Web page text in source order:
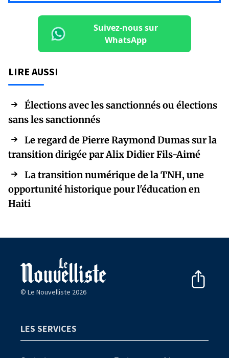
Suivez-nous sur
WhatsApp
LIRE AUSSI
Élections avec les sanctionnés ou élections
sans les sanctionnés
Le regard de Pierre Raymond Dumas sur la
transition dirigée par Alix Didier Fils-Aimé
La transition numérique de la TNH, une
opportunité historique pour l'éducation en
Haiti
© Le Nouvelliste 2026
LES SERVICES